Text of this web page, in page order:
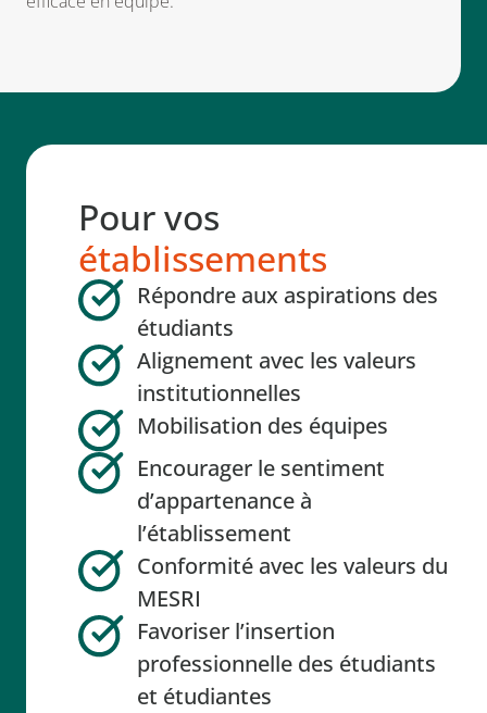
Pour vos
établissements
Répondre aux aspirations des
étudiants
Alignement avec les valeurs
institutionnelles
Mobilisation des équipes
Encourager le sentiment
d’appartenance à
l’établissement
Conformité avec les valeurs du
MESRI
Favoriser l’insertion
professionnelle des étudiants
et étudiantes